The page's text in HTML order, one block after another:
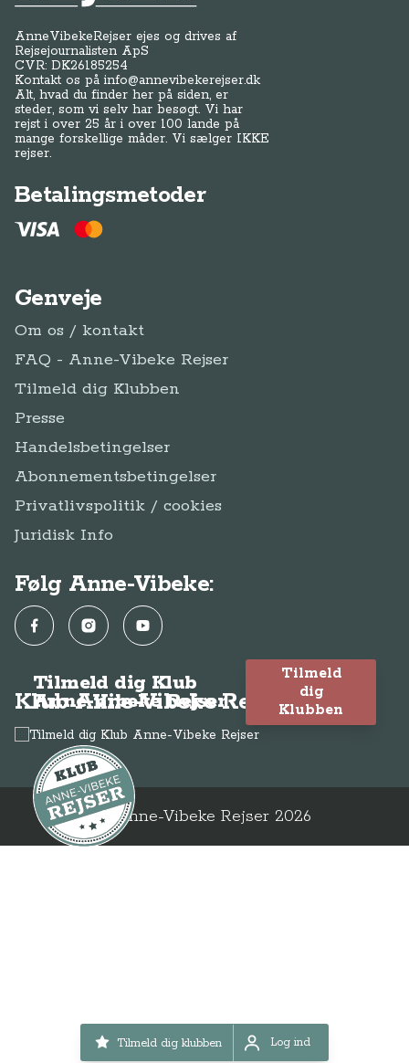
Tilmeld dig klubben Log ind
Log ind
AnneVibekeRejser ejes og drives af
Rejsejournalisten ApS
CVR: DK26185254
Kontakt os påinfo@annevibekerejser.dk
Alt, hvad du finder her på siden, er
steder, som vi selv har besøgt. Vi har
rejst i over 25 år i over 100 lande på
mange forskellige måder. Vi sælger IKKE
rejser.
Betalingsmetoder
Genveje
Om os / kontakt
FAQ - Anne-Vibeke Rejser
Tilmeld dig Klubben
Presse
Handelsbetingelser
Abonnementsbetingelser
Privatlivspolitik / cookies
Juridisk Info
Følg Anne-Vibeke:
FacebookInstagramYouTube
Klub Anne-Vibeke Rejser
Tilmeld dig Klub
Anne-Vibeke Rejser
Tilmeld
dig
Klubben
© Anne-Vibeke Rejser 2026